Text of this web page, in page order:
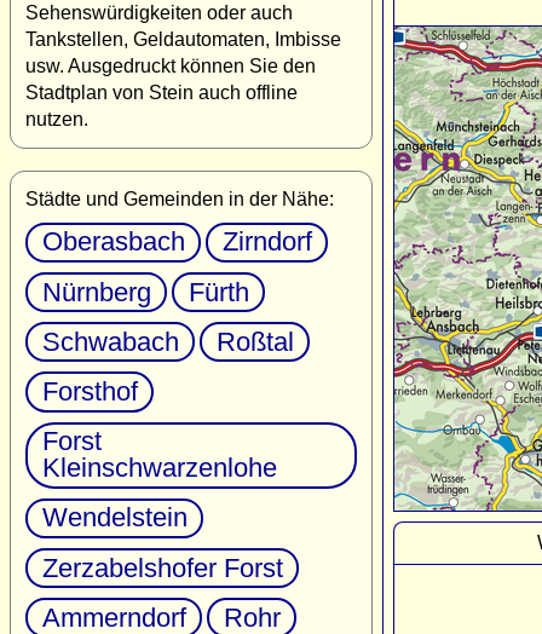
Sehenswürdigkeiten oder auch
Tankstellen, Geldautomaten, Imbisse
usw. Ausgedruckt können Sie den
Stadtplan von Stein auch offline
nutzen.
Städte und Gemeinden in der Nähe:
Oberasbach
Zirndorf
Nürnberg
Fürth
Schwabach
Roßtal
Forsthof
Forst
Kleinschwarzenlohe
Wendelstein
Zerzabelshofer Forst
Ammerndorf
Rohr